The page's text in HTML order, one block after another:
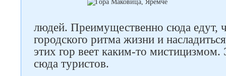
людей. Преимущественно сюда едут,
городского ритма жизни и
этих гор веет каким-то мистицизмом.
сюда туристов.